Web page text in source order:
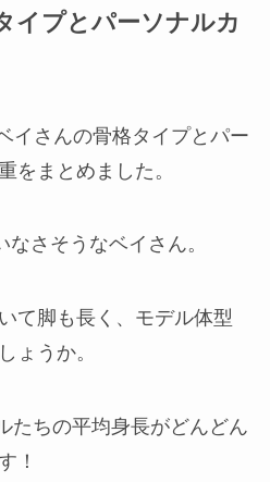
イプとパーソナルカ
イさんの骨格タイプとパー
をまとめました。
さそうなベイさん。
て脚も長く、モデル体型
ょうか。
たちの平均身長がどんどん
！